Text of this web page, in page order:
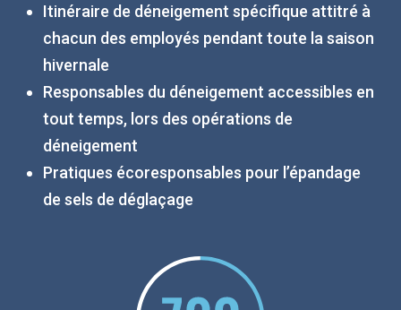
Itinéraire de déneigement spécifique attitré à
chacun des employés pendant toute la saison
hivernale
Responsables du déneigement accessibles en
tout temps, lors des opérations de
déneigement
Pratiques écoresponsables pour l’épandage
de sels de déglaçage